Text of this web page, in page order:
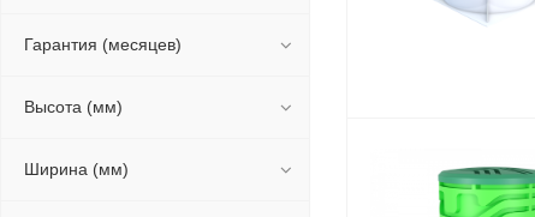
Гарантия (месяцев)
Высота (мм)
Ширина (мм)